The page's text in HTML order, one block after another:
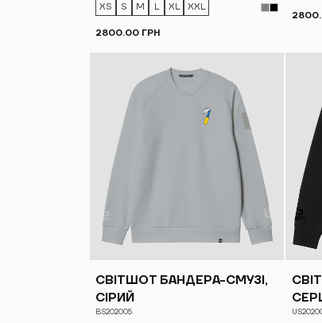
XS S M L XL XXL
2800.00 ГРН
СВІТШОТ БАНДЕРА-СМУЗІ,
СІРИЙ
BS202005